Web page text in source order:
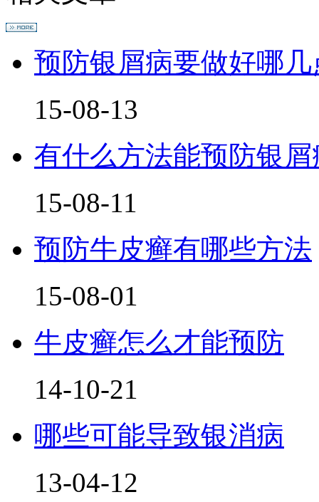
预防银屑病要做好哪几
15-08-13
有什么方法能预防银
15-08-11
预防牛皮癣有哪些方法
15-08-01
牛皮癣怎么才能预防
14-10-21
哪些可能导致银消病
13-04-12